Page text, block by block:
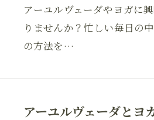
アーユルヴェーダやヨガに
りませんか？忙しい毎日の
の方法を…
アーユルヴェーダとヨ